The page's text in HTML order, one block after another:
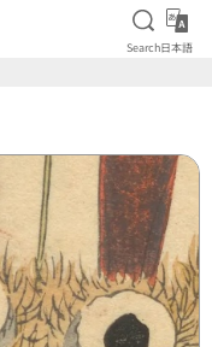
Open
Search 日
日本語